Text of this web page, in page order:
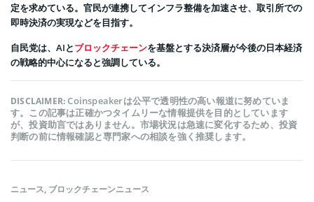
定を求めている。官民が連携してインフラ整備を加速させ、取引所での
即時決済の実現などを目指す。
自民党は、AIとブロックチェーンを基盤とする決済層が今後の日本経済
の戦略的中心になると強調している。
DISCLAIMER:Coinspeakerは公平で透明性の高い報道に努めていま
す。この記事は正確かつタイムリーな情報提供を目的としています
が、投資助言ではありません。市場状況は急速に変化するため、投資
判断の前に情報確認と専門家への相談を強く推奨します。
ニュース, ブロックチェーンニュース